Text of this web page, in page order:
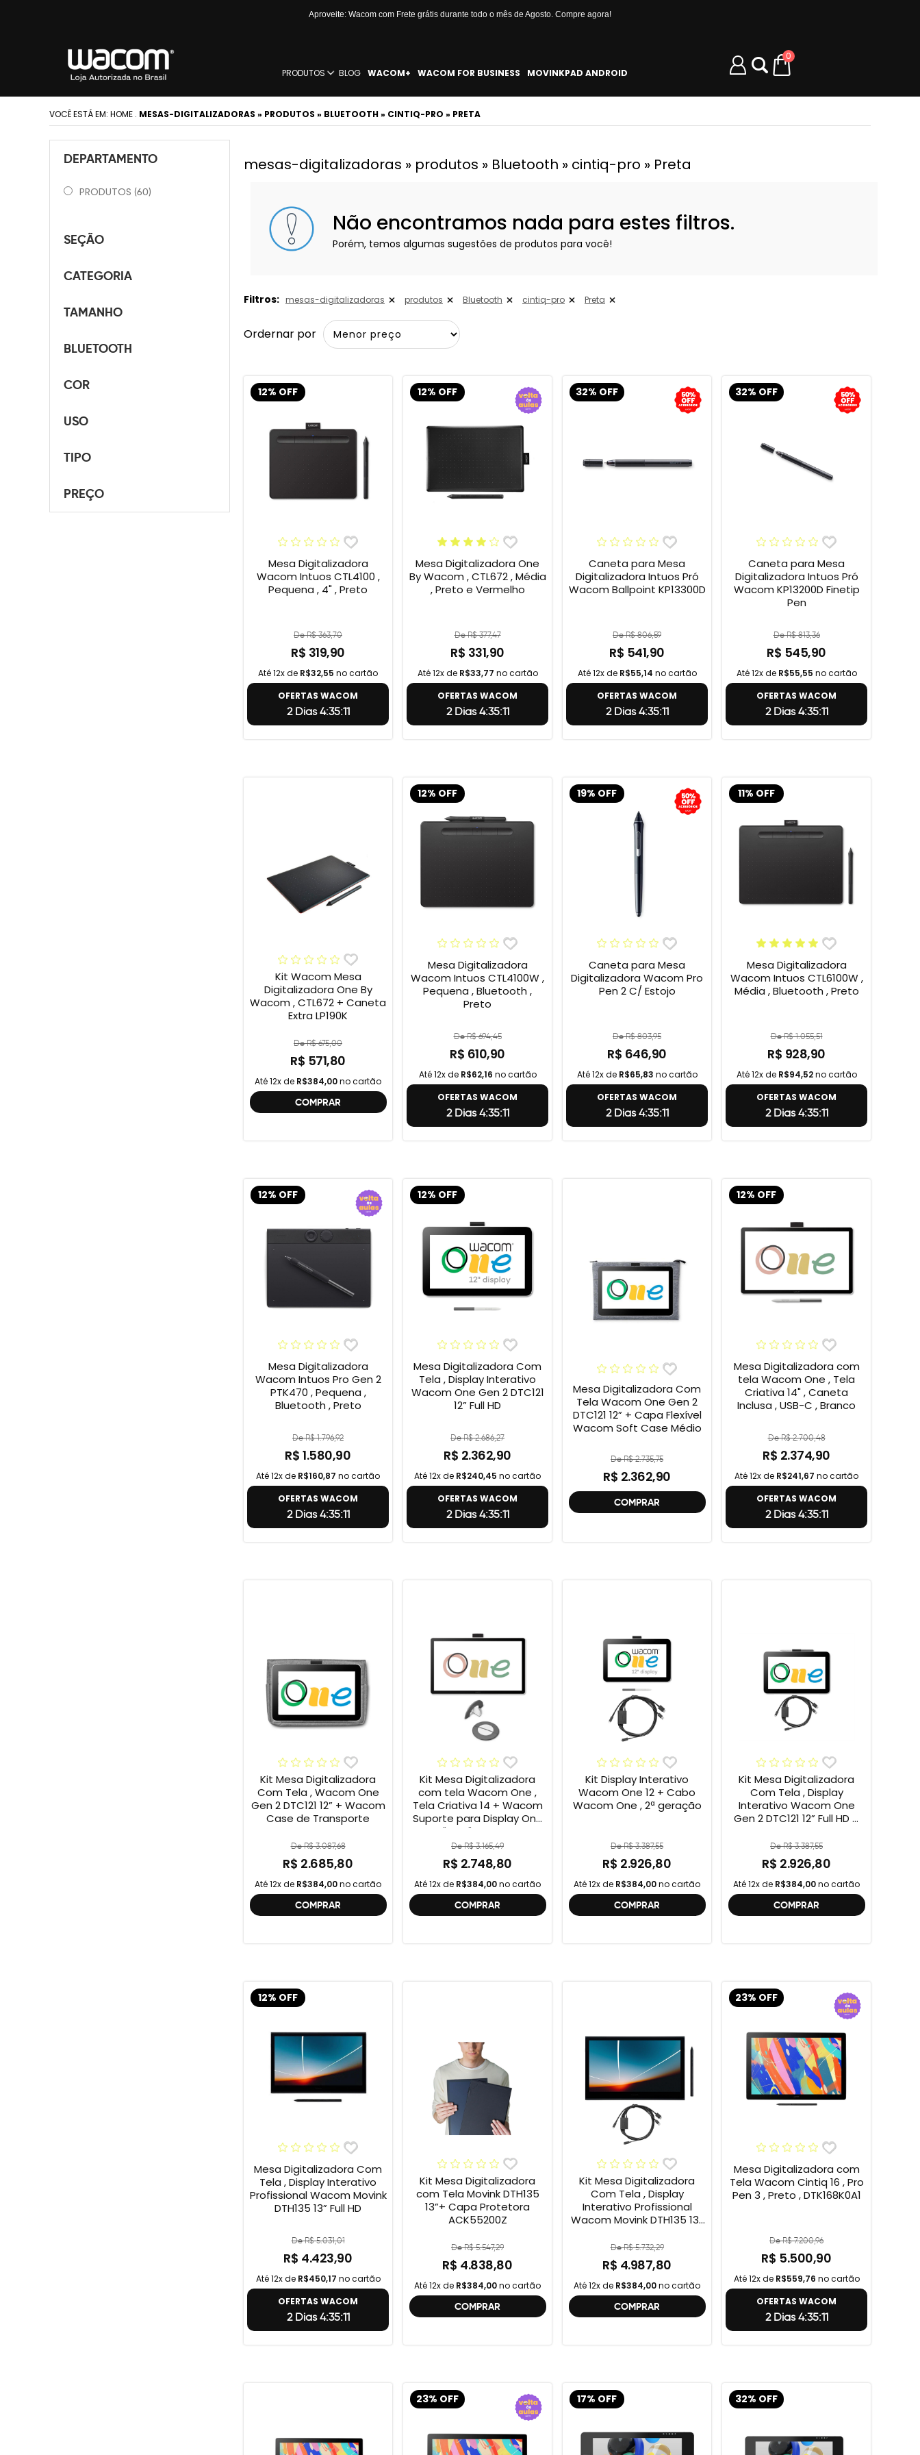
Aproveite: Wacom com Frete grátis durante todo o mês de Agosto. Compre agora!
PRODUTOS BLOG WACOM+ WACOM FOR BUSINESS MOVINKPAD ANDROID
0
VOCÊ ESTÁ EM: HOME . MESAS-DIGITALIZADORAS » PRODUTOS » BLUETOOTH » CINTIQ-PRO » PRETA
DEPARTAMENTO
PRODUTOS (60)
SEÇÃO
CATEGORIA
TAMANHO
BLUETOOTH
COR
USO
TIPO
PREÇO
mesas-digitalizadoras » produtos » Bluetooth » cintiq-pro » Preta
Não encontramos nada para estes filtros.
Porém, temos algumas sugestões de produtos para você!
Filtros: mesas-digitalizadoras produtos Bluetooth cintiq-pro Preta
Ordernar por
12% OFF
Mesa Digitalizadora
Wacom Intuos CTL4100 ,
Pequena , 4" , Preto
De R$ 363,70
R$ 319,90
Até 12x de R$32,55 no cartão
OFERTAS WACOM
2 Dias 4:35:10
12% OFF
Mesa Digitalizadora One
By Wacom , CTL672 , Média
, Preto e Vermelho
De R$ 377,47
R$ 331,90
Até 12x de R$33,77 no cartão
OFERTAS WACOM
2 Dias 4:35:10
32% OFF
Caneta para Mesa
Digitalizadora Intuos Pró
Wacom Ballpoint KP13300D
De R$ 806,59
R$ 541,90
Até 12x de R$55,14 no cartão
OFERTAS WACOM
2 Dias 4:35:10
32% OFF
Caneta para Mesa
Digitalizadora Intuos Pró
Wacom KP13200D Finetip
Pen
De R$ 813,36
R$ 545,90
Até 12x de R$55,55 no cartão
OFERTAS WACOM
2 Dias 4:35:10
Kit Wacom Mesa
Digitalizadora One By
Wacom , CTL672 + Caneta
Extra LP190K
De R$ 675,00
R$ 571,80
Até 12x de R$384,00no cartão
COMPRAR
12% OFF
Mesa Digitalizadora
Wacom Intuos CTL4100W ,
Pequena , Bluetooth ,
Preto
De R$ 694,45
R$ 610,90
Até 12x de R$62,16 no cartão
OFERTAS WACOM
2 Dias 4:35:10
19% OFF
Caneta para Mesa
Digitalizadora Wacom Pro
Pen 2 C/ Estojo
De R$ 803,95
R$ 646,90
Até 12x de R$65,83 no cartão
OFERTAS WACOM
2 Dias 4:35:10
11% OFF
Mesa Digitalizadora
Wacom Intuos CTL6100W ,
Média , Bluetooth , Preto
De R$ 1.055,51
R$ 928,90
Até 12x de R$94,52no cartão
OFERTAS WACOM
2 Dias 4:35:10
12% OFF
Mesa Digitalizadora
Wacom Intuos Pro Gen 2
PTK470 , Pequena ,
Bluetooth , Preto
De R$ 1.796,92
R$ 1.580,90
Até 12x de R$160,87 no cartão
OFERTAS WACOM
2 Dias 4:35:10
12% OFF
Mesa Digitalizadora Com
Tela , Display Interativo
Wacom One Gen 2 DTC121
12” Full HD
De R$ 2.686,27
R$ 2.362,90
Até 12x de R$240,45 no cartão
OFERTAS WACOM
2 Dias 4:35:10
Mesa Digitalizadora Com
Tela Wacom One Gen 2
DTC121 12” + Capa Flexível
Wacom Soft Case Médio
De R$ 2.735,75
R$ 2.362,90
COMPRAR
12% OFF
Mesa Digitalizadora com
tela Wacom One , Tela
Criativa 14" , Caneta
Inclusa , USB-C , Branco
De R$ 2.700,48
R$ 2.374,90
Até 12x de R$241,67 no cartão
OFERTAS WACOM
2 Dias 4:35:10
Kit Mesa Digitalizadora
Com Tela , Wacom One
Gen 2 DTC121 12” + Wacom
Case de Transporte
De R$ 3.087,68
R$ 2.685,80
Até 12x de R$384,00no cartão
COMPRAR
Kit Mesa Digitalizadora
com tela Wacom One ,
Tela Criativa 14 + Wacom
Suporte para Display One
12" e 13" ACK649Z
De R$ 3.165,49
R$ 2.748,80
Até 12x de R$384,00no cartão
COMPRAR
Kit Display Interativo
Wacom One 12 + Cabo
Wacom One , 2ª geração
De R$ 3.387,55
R$ 2.926,80
Até 12x de R$384,00no cartão
COMPRAR
Kit Mesa Digitalizadora
Com Tela , Display
Interativo Wacom One
Gen 2 DTC121 12” Full HD +
geração , DTC121 ,
DTH134W,
De R$ 3.387,55
R$ 2.926,80
Até 12x de R$384,00no cartão
COMPRAR
12% OFF
Mesa Digitalizadora Com
Tela , Display Interativo
Profissional Wacom Movink
DTH135 13” Full HD
De R$ 5.031,01
R$ 4.423,90
Até 12x de R$450,17 no cartão
OFERTAS WACOM
2 Dias 4:35:10
Kit Mesa Digitalizadora
com Tela Movink DTH135
13”+ Capa Protetora
ACK55200Z
De R$ 5.547,29
R$ 4.838,80
Até 12x de R$384,00no cartão
COMPRAR
Kit Mesa Digitalizadora
Com Tela , Display
Interativo Profissional
Wacom Movink DTH135 13”
One , 2ª geração
De R$ 5.732,29
R$ 4.987,80
Até 12x de R$384,00no cartão
COMPRAR
23% OFF
Mesa Digitalizadora com
Tela Wacom Cintiq 16 , Pro
Pen 3 , Preto , DTK168K0A1
De R$ 7.200,96
R$ 5.500,90
Até 12x de R$559,76 no cartão
OFERTAS WACOM
2 Dias 4:35:10
23% OFF 17% OFF 32% OFF